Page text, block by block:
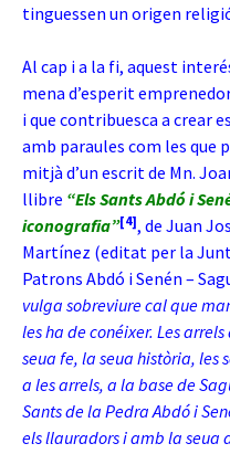
tinguessen un origen
Al cap i a la fi, aquest
mena d’esperit
i que contribuesca a crear
amb paraules com les que
mitjà d’un escrit de Mn.
llibre “Els Sants Abdó i
iconografia”[4], de Juan
Martínez (editat per la
Patrons Abdó i Senén –
vulga sobreviure cal que
les ha de conéixer. Les
seua fe, la seua història,
a les arrels, a la base de
Sants de la Pedra Abdó i
els llauradors i amb la seua